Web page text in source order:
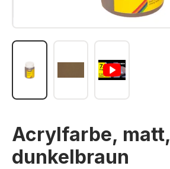
Acrylfarbe, matt,
dunkelbraun